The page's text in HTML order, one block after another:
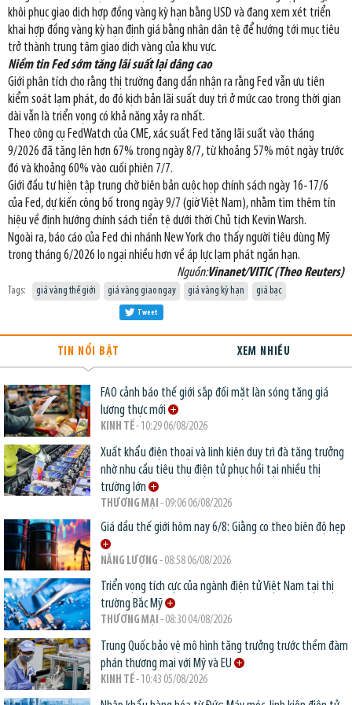
khôi phục giao dịch hợp đồng vàng kỳ hạn bằng USD và đang xem xét triển
khai hợp đồng vàng kỳ hạn định giá bằng nhân dân tệ để hướng tới mục tiêu
trở thành trung tâm giao dịch vàng của khu vực.
Niềm tin Fed sớm tăng lãi suất lại dâng cao
Giới phân tích cho rằng thị trường đang dần nhận ra rằng Fed vẫn ưu tiên
kiểm soát lạm phát, do đó kịch bản lãi suất duy trì ở mức cao trong thời gian
dài vẫn là triển vọng có khả năng xảy ra nhất.
Theo công cụ FedWatch của CME, xác suất Fed tăng lãi suất vào tháng
9/2026 đã tăng lên hơn 67% trong ngày 8/7, từ khoảng 57% một ngày trước
đó và khoảng 60% vào cuối phiên 7/7.
Giới đầu tư hiện tập trung chờ biên bản cuộc họp chính sách ngày 16-17/6
của Fed, dự kiến công bố trong ngày 9/7 (giờ Việt Nam), nhằm tìm thêm tín
hiệu về định hướng chính sách tiền tệ dưới thời Chủ tịch Kevin Warsh.
Ngoài ra, báo cáo của Fed chi nhánh New York cho thấy người tiêu dùng Mỹ
trong tháng 6/2026 lo ngại nhiều hơn về áp lực lạm phát ngắn hạn.
Nguồn:Vinanet/VITIC (Theo Reuters)
Tags: giá vàng thế giới giá vàng giao ngay giá vàng kỳ hạn giá bạc
Tweet
TIN NỔI BẬT XEM NHIỀU
FAO cảnh báo thế giới sắp đối mặt làn sóng tăng giá
lương thực mới
KINH TẾ- 10:29 06/08/2026
Xuất khẩu điện thoại và linh kiện duy trì đà tăng trưởng
nhờ nhu cầu tiêu thụ điện tử phục hồi tại nhiều thị
trường lớn
THƯƠNG MẠI - 09:06 06/08/2026
Giá dầu thế giới hôm nay 6/8: Giằng co theo biên độ hẹp
NĂNG LƯỢNG - 08:58 06/08/2026
Triển vọng tích cực của ngành điện tử Việt Nam tại thị
trường Bắc Mỹ
THƯƠNG MẠI - 08:30 04/08/2026
Trung Quốc bảo vệ mô hình tăng trưởng trước thềm đàm
phán thương mại với Mỹ và EU
KINH TẾ- 10:43 05/08/2026